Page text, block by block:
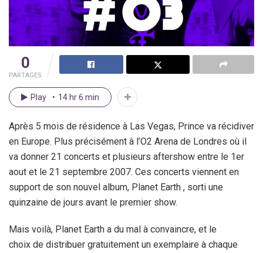
0
PARTAGES
Play 14 hr 6 min
Après 5 mois de résidence à Las Vegas, Prince va récidiver
en Europe. Plus précisément à l’O2 Arena de Londres où il
va donner 21 concerts et plusieurs aftershow entre le 1er
aout et le 21 septembre 2007. Ces concerts viennent en
support de son nouvel album, Planet Earth , sorti une
quinzaine de jours avant le premier show.
Mais voilà, Planet Earth a du mal à convaincre, et le
choix de distribuer gratuitement un exemplaire à chaque